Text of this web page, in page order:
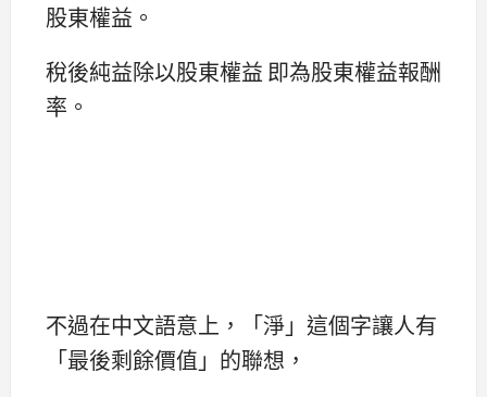
股東權益。
稅後純益除以股東權益 即為股東權益報酬
率。
不過在中文語意上，「淨」這個字讓人有
「最後剩餘價值」的聯想，